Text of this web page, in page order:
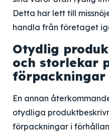
Detta har lett till
handla från företaget
Otydlig
och storlekar
förpackningar
En annan
otydliga
förpackningar i